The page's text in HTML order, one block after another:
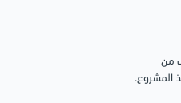
من
المشروع.